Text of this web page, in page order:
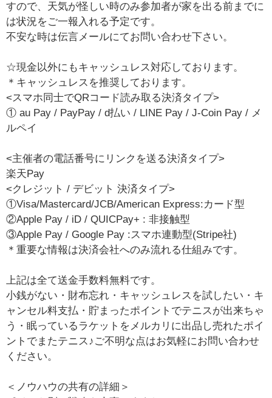
すので、天気が怪しい時のみ参加者が家を出る前までに
は状況をご一報入れる予定です。
不安な時は伝言メールにてお問い合わせ下さい。
☆現金以外にもキャッシュレス対応しております。
＊キャッシュレスを推奨しております。
<スマホ同士でQRコード読み取る決済タイプ>
① au Pay / PayPay / d払い / LINE Pay / J-Coin Pay / メ
ルペイ
<主催者の電話番号にリンクを送る決済タイプ>
楽天Pay
<クレジット / デビット 決済タイプ>
①Visa/Mastercard/JCB/American Express:カード型
②Apple Pay / iD / QUICPay+ : 非接触型
③Apple Pay / Google Pay :スマホ連動型(Stripe社)
＊重要な情報は決済会社へのみ流れる仕組みです。
上記は全て送金手数料無料です。
小銭がない・財布忘れ・キャッシュレスを試したい・キ
ャンセル料支払・貯まったポイントでテニスが出来ちゃ
う・眠っているラケットをメルカリに出品し売れたポイ
ントでまたテニス♪ご不明な点はお気軽にお問い合わせ
ください。
＜ノウハウの共有の詳細＞